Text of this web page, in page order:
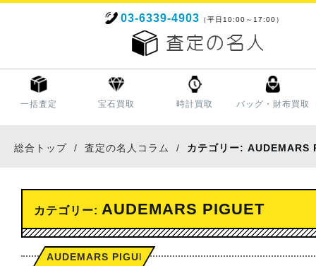
03-6339-4903 （平日10:00～17:00）
一括査定 宝石買取 時計買取 バッグ・財布買取
総合トップ 査定の名人コラム カテゴリー: AUDEMARS
カテゴリー: AUDEMARS PIGUET
AUDEMARS PIGUET